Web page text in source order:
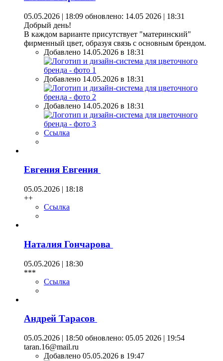
05.05.2026 | 18:09 обновлено: 14.05 2026 | 18:31
Добрый день!
В каждом варианте присутствует "материнский"
фирменный цвет, образуя связь с основным брендом.
Добавлено 14.05.2026 в 18:31
Добавлено 14.05.2026 в 18:31
Добавлено 14.05.2026 в 18:31
Ссылка
Евгения Евгения
05.05.2026 | 18:18
++
Ссылка
Наталия Гончарова
05.05.2026 | 18:30
***
Ссылка
Андрей Тарасов
05.05.2026 | 18:50 обновлено: 05.05 2026 | 19:54
taran.16@mail.ru
Добавлено 05.05.2026 в 19:47